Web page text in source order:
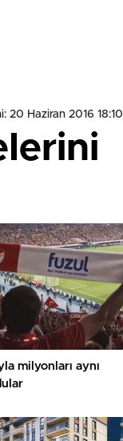
20 Haziran 2016 18:10
milyonları aynı